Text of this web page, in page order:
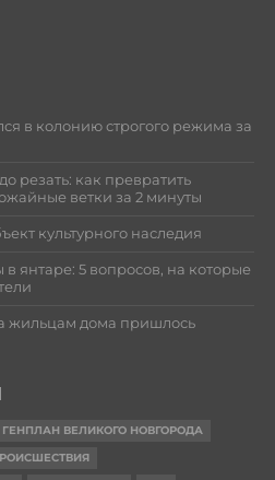
в колонию строгого режима за
резать: как превратить
ветки за 2 минуты
культурного наследия
янтаре: 5 вопросов, на которые
жильцам дома пришлось
ГЕНПЛАН ВЕЛИКОГО НОВГОРОДА